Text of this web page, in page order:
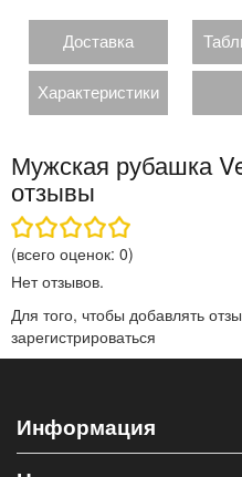
Доставка
Характеристики
Мужская рубашка
отзывы
(всего оценок: 0)
Нет отзывов.
Для того, чтобы добавлять
зарегистрироваться
Информация